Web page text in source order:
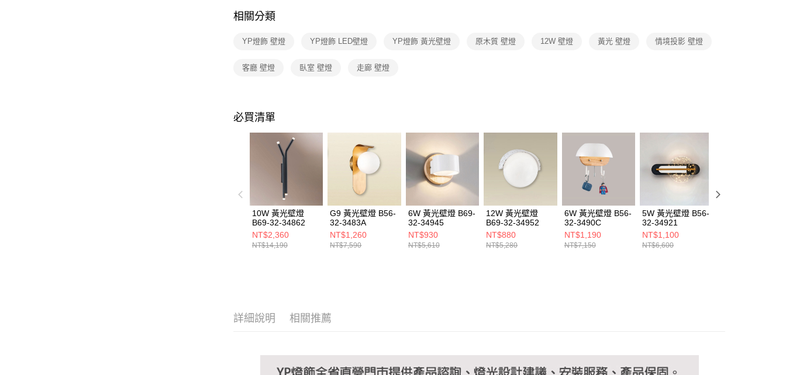
先享後付繳納相關費用。
２．關於個人資料處理事宜，請瀏覽以下網址：
３．未成年的使用者請事先徵得法定代理人或監護人之同意方可使用
「AFTEE先享後付」，若未經同意申辦者引起之損失，本公司不負相關責
４．使用「AFTEE先享後付」時，將依據個別帳號之用戶狀況，依本公司
即時審查核予不同之上限額度；若仍有額度不足之情形，本公司將視審查
結果請求用戶進行身份認證。
５．嚴禁一人註冊多個帳號或使用他人資訊註冊。若發現惡意使用之情
形，恩沛科技股份有限公司將有權停止該用戶之使用額度並採取法律行
動。
相關分類
YP燈飾 壁燈 YP燈飾 LED壁燈 YP燈飾 黃光壁燈 原木質 壁燈 12W 壁燈 黃光 壁燈 情境投影 壁燈
客廳 壁燈 臥室 壁燈 走廊 壁燈
必買清單
10W 黃光壁燈
B69-32-34862
NT$2,360
NT$14,190
G9 黃光壁燈 B56-
32-3483A
NT$1,260
NT$7,590
6W 黃光壁燈 B69-
32-34945
NT$930
NT$5,610
12W 黃光壁燈
B69-32-34952
NT$880
NT$5,280
6W 黃光壁燈 B56-
32-3490C
NT$1,190
NT$7,150
5W 黃光壁燈 B56-
32-34921
NT$1,100
NT$6,600
詳細說明 相關推薦